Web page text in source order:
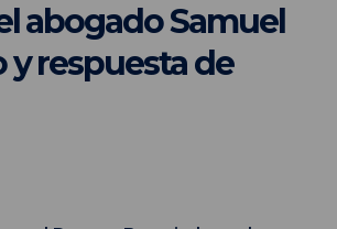
abogado Samuel
y respuesta de